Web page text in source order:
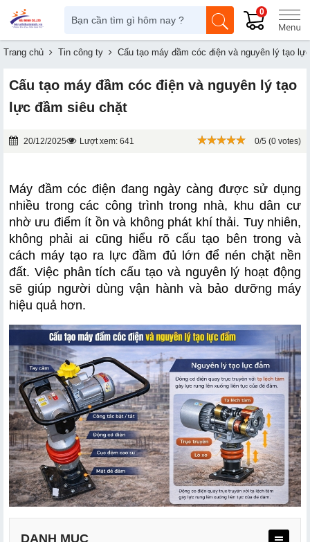
0
Trang chủ Tin công ty Cấu tạo máy đầm cóc điện và nguyên lý tạo
Cấu tạo máy đầm cóc điện và nguyên lý tạo
lực đầm siêu chặt
20/12/2025 Lượt xem: 641 0/5 (0 votes)
Máy đầm cóc điện đang ngày càng được sử dụng
nhiều trong các công trình trong nhà, khu dân cư
nhờ ưu điểm ít ồn và không phát khí thải. Tuy nhiên,
không phải ai cũng hiểu rõ cấu tạo bên trong và
cách máy tạo ra lực đầm đủ lớn để nén chặt nền
đất. Việc phân tích cấu tạo và nguyên lý hoạt động
sẽ giúp người dùng vận hành và bảo dưỡng máy
hiệu quả hơn.
DANH MỤC